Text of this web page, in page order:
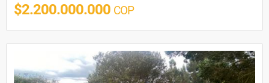
$2.200.000.000 COP